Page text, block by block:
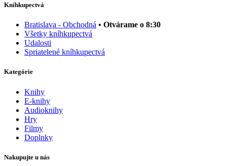
Kníhkupectvá
Bratislava - Obchodná • Otvárame o 8:30
Všetky kníhkupectvá
Udalosti
Spriatelené kníhkupectvá
Kategórie
Knihy
E-knihy
Audioknihy
Hry
Filmy
Doplnky
Nakupujte u nás